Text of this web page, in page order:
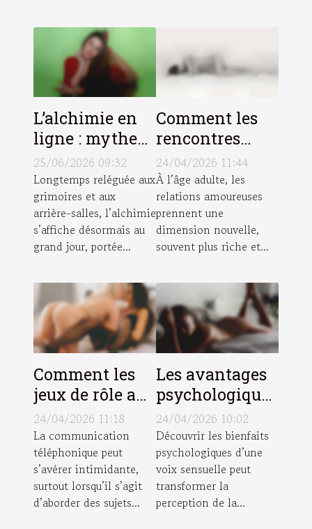
L’alchimie en
ligne : mythe
persistant ou
réalité
urbaine ?
25/06/2026 09:32
Longtemps reléguée aux
grimoires et aux
arrière-salles, l’alchimie
s’affiche désormais au
grand jour, portée...
Comment les
rencontres
matures
influencent la
confiance en
soi ?
24/04/2026 11:44
À l’âge adulte, les
relations amoureuses
prennent une
dimension nouvelle,
souvent plus riche et...
Comment les
jeux de rôle au
téléphone
peuvent
renforcer la
confiance en
soi ?
24/04/2026 11:18
La communication
téléphonique peut
s’avérer intimidante,
surtout lorsqu’il s’agit
d’aborder des sujets...
Les avantages
psychologiques
de parler à une
voix sensuelle
24/04/2026 10:02
Découvrir les bienfaits
psychologiques d’une
voix sensuelle peut
transformer la
perception de la...